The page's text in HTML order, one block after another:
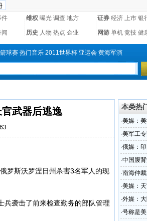
件 维权 曝光 调查 地方 证券 经济 上市 银
历史 人物 热点 企业 网游 单机 竞技 健
球赛 热门音乐 2011世界杯 亚运会 黄海军演
武器后逃逸
斯沃罗涅日州杀害3名军人的现
袭击了前来检查勤务的部队管理
本类热
·美媒：
·美军工
待遇
·俄媒：
·中国腹
·南海仲
仲裁庭罔
·美媒：
·外媒：
·号称是